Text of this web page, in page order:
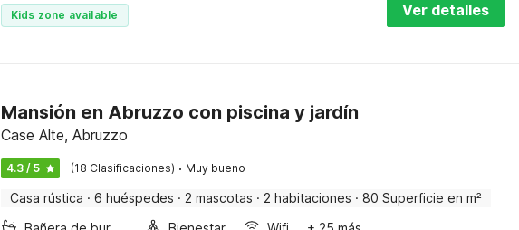
Kids zone available Ver detalles
Mansión en Abruzzo con piscina y jardín
Case Alte, Abruzzo
4.3 / 5 (18 Clasificaciones) · Muy bueno
Casa rústica · 6 huéspedes · 2 mascotas · 2 habitaciones · 80 Superficie en m²